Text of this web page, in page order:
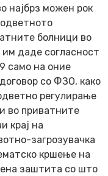
најбрз можен рок
болници во
даде согласност
само на оние
со ФЗО, како
регулирање
во приватните
крај на
загрозувачка
кршење на
заштита со што